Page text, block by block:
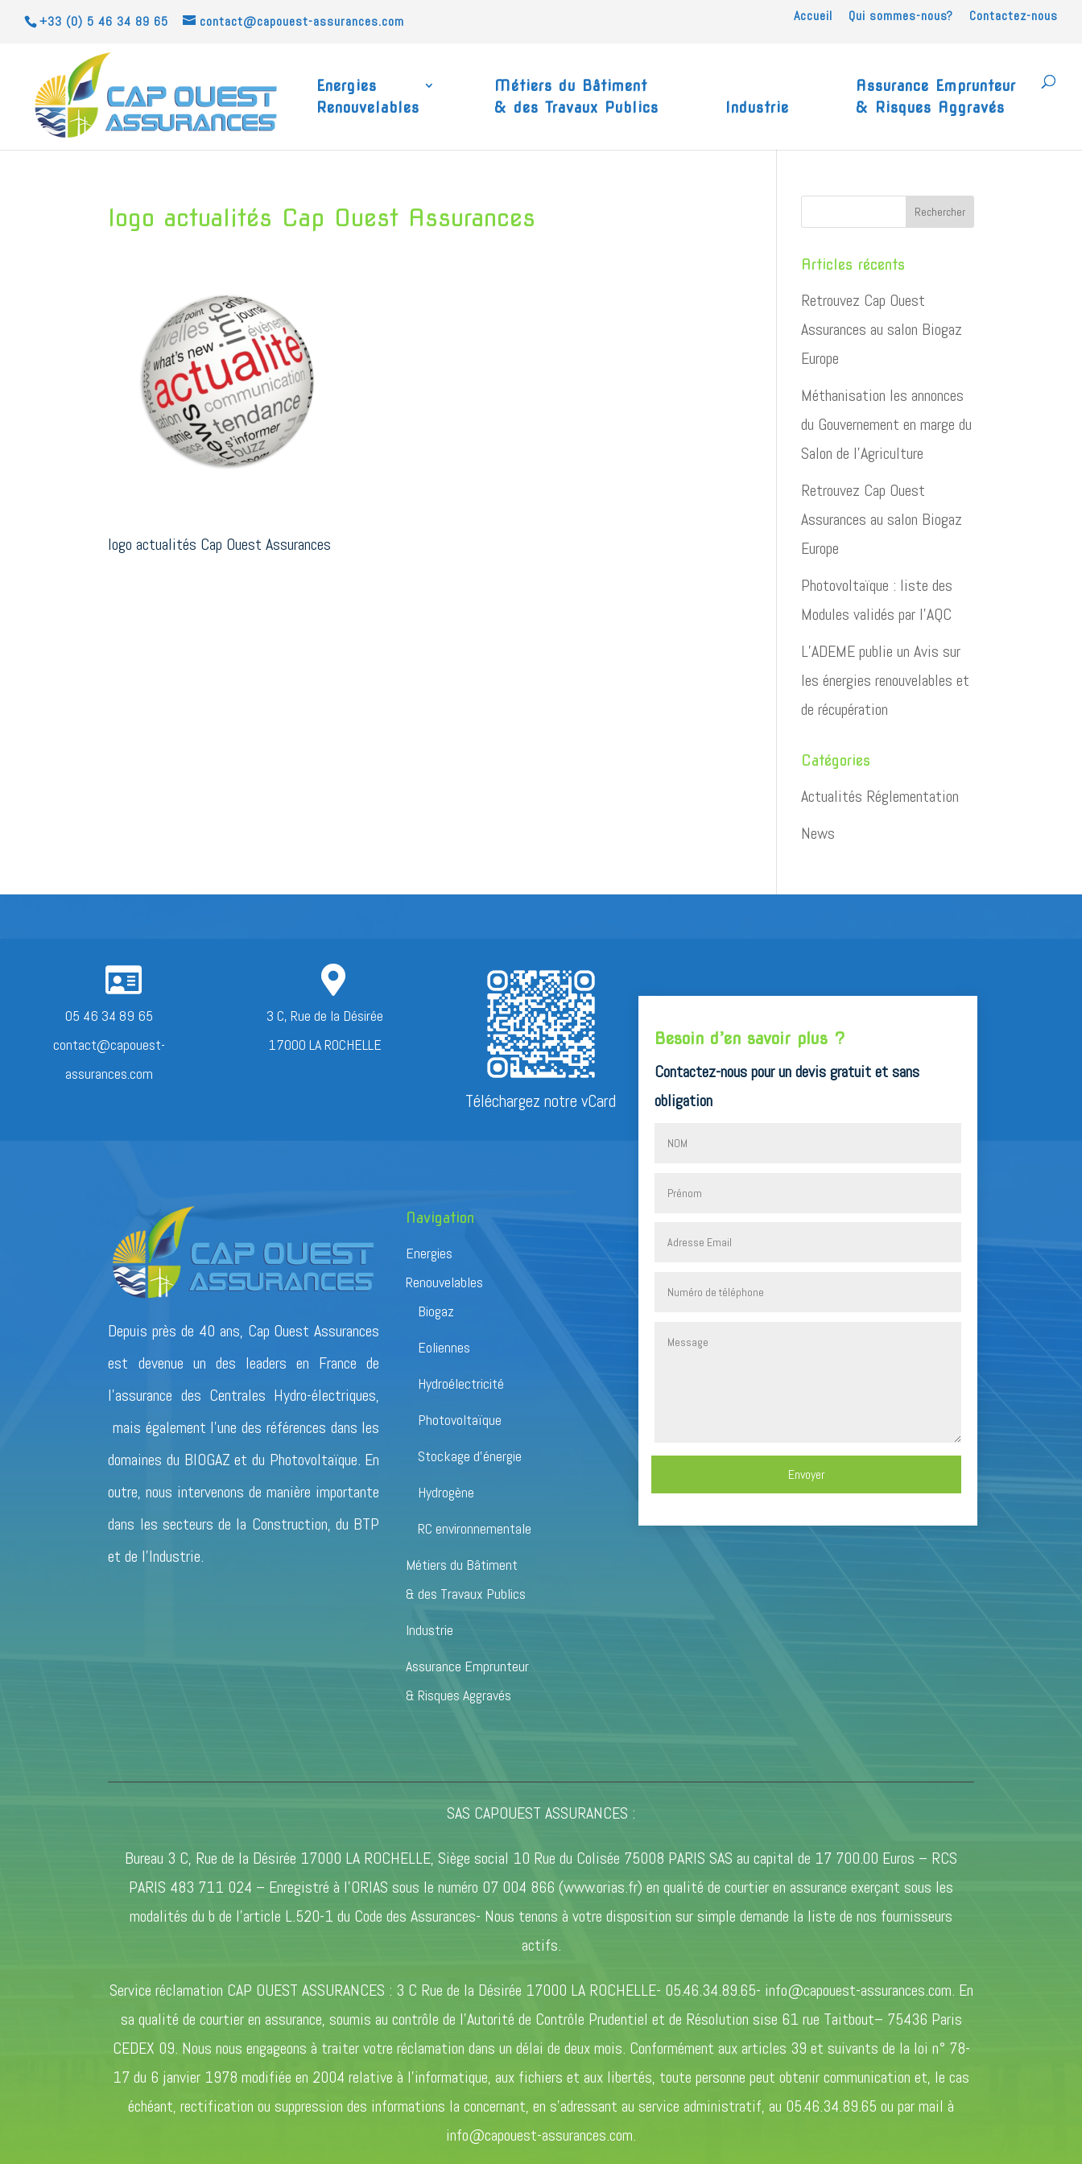
+33 (0) 5 46 34 89 65 contact@capouest-assurances.com Accueil Qui sommes-nous? Contactez-nous
Energies
Renouvelables
Métiers du Bâtiment
& des Travaux Publics
Industrie
Assurance Emprunteur
& Risques Aggravés
logo actualités Cap Ouest Assurances
logo actualités Cap Ouest Assurances
Articles récents
Retrouvez Cap Ouest
Assurances au salon Biogaz
Europe
Méthanisation les annonces
du Gouvernement en marge du
Salon de l’Agriculture
Retrouvez Cap Ouest
Assurances au salon Biogaz
Europe
Photovoltaïque : liste des
Modules validés par l’AQC
L’ADEME publie un Avis sur
les énergies renouvelables et
de récupération
Catégories
Actualités Réglementation
News

05 46 34 89 65
contact@capouest-
assurances.com

3 C, Rue de la Désirée
17000 LA ROCHELLE
Téléchargez notre vCard
Depuis près de 40 ans, Cap Ouest Assurances
est devenue un des leaders en France de
l’assurance des Centrales Hydro-électriques,
mais également l’une des références dans les
domaines du BIOGAZ et du Photovoltaïque. En
outre, nous intervenons de manière importante
dans les secteurs de la Construction, du BTP
et de l’Industrie.
Navigation
Energies
Renouvelables
Biogaz
Eoliennes
Hydroélectricité
Photovoltaïque
Stockage d’énergie
Hydrogène
RC environnementale
Métiers du Bâtiment
& des Travaux Publics
Industrie
Assurance Emprunteur
& Risques Aggravés
Besoin d’en savoir plus ?
Contactez-nous pour un devis gratuit et sans
obligation
Envoyer
SAS CAPOUEST ASSURANCES :
Bureau 3 C, Rue de la Désirée 17000 LA ROCHELLE, Siège social 10 Rue du Colisée 75008 PARIS SAS au capital de 17 700.00 Euros – RCS
PARIS 483 711 024 – Enregistré à l’ORIAS sous le numéro 07 004 866 (www.orias.fr) en qualité de courtier en assurance exerçant sous les
modalités du b de l’article L.520-1 du Code des Assurances- Nous tenons à votre disposition sur simple demande la liste de nos fournisseurs
actifs.
Service réclamation CAP OUEST ASSURANCES : 3 C Rue de la Désirée 17000 LA ROCHELLE- 05.46.34.89.65- info@capouest-assurances.com. En
sa qualité de courtier en assurance, soumis au contrôle de l’Autorité de Contrôle Prudentiel et de Résolution sise 61 rue Taitbout– 75436 Paris
CEDEX 09. Nous nous engageons à traiter votre réclamation dans un délai de deux mois. Conformément aux articles 39 et suivants de la loi n° 78-
17 du 6 janvier 1978 modifiée en 2004 relative à l’informatique, aux fichiers et aux libertés, toute personne peut obtenir communication et, le cas
échéant, rectification ou suppression des informations la concernant, en s’adressant au service administratif, au 05.46.34.89.65 ou par mail à
info@capouest-assurances.com.